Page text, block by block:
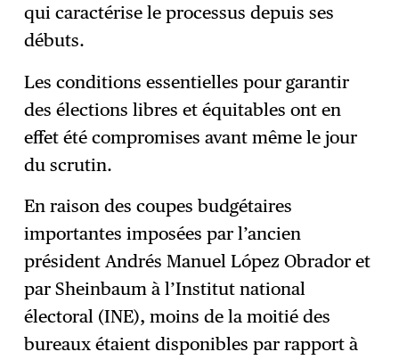
qui caractérise le processus depuis ses
débuts.
Les conditions essentielles pour garantir
des élections libres et équitables ont en
effet été compromises avant même le jour
du scrutin.
En raison des coupes budgétaires
importantes imposées par l’ancien
président Andrés Manuel López Obrador et
par Sheinbaum à l’Institut national
électoral (INE), moins de la moitié des
bureaux étaient disponibles par rapport à